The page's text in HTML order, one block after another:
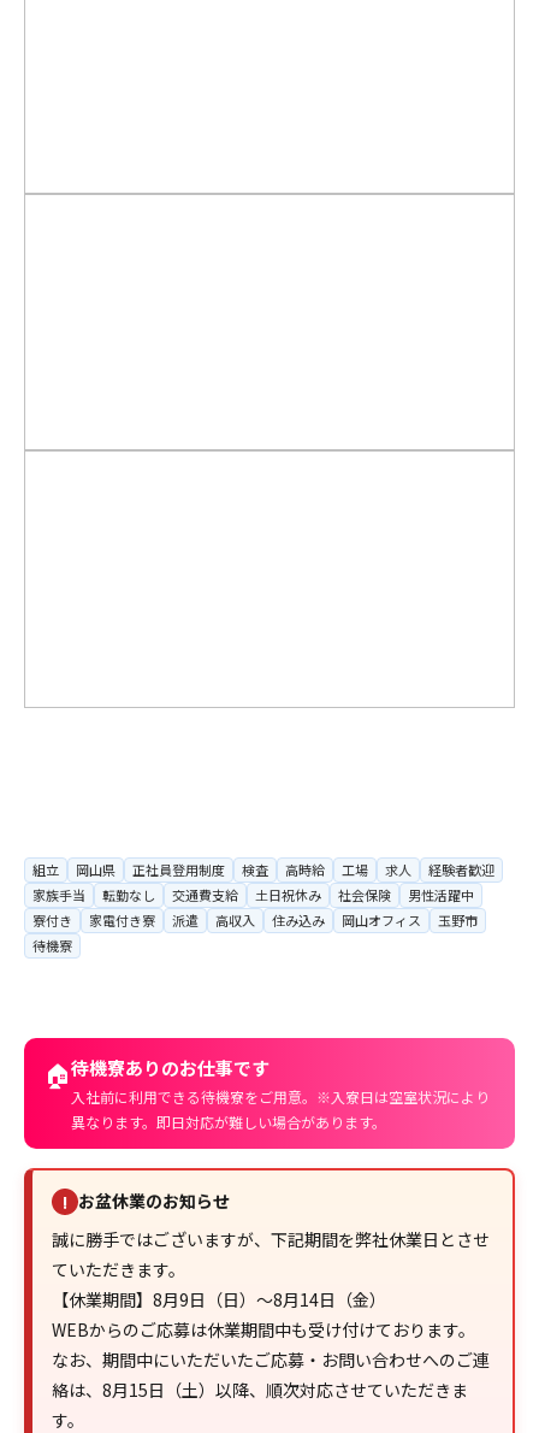
組立 岡山県 正社員登用制度 検査 高時給 工場 求人
経験者歓迎
家族手当
転勤なし 交通費支給 土日祝休み 社会保険
男性活躍中
寮付き
家電付き寮 派遣 高収入 住み込み 岡山オフィス
玉野市
待機寮
🏠待機寮ありのお仕事です
入社前に利用できる待機寮をご用意。※入寮日は空室状況により
異なります。即日対応が難しい場合があります。
! お盆休業のお知らせ
誠に勝手ではございますが、下記期間を弊社休業日とさせ
ていただきます。
【休業期間】8月9日（日）～8月14日（金）
WEBからのご応募は休業期間中も受け付けております。
なお、期間中にいただいたご応募・お問い合わせへのご連
絡は、8月15日（土）以降、順次対応させていただきま
す。